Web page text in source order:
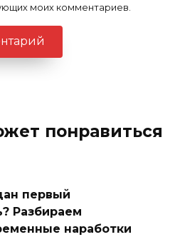
моих комментариев.
понравиться
первый
Разбираем
наработки